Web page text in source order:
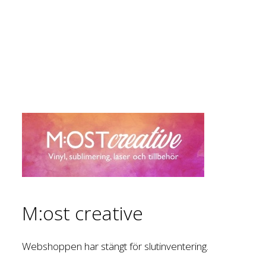
M:ost creative
Webshoppen har stängt för slutinventering.